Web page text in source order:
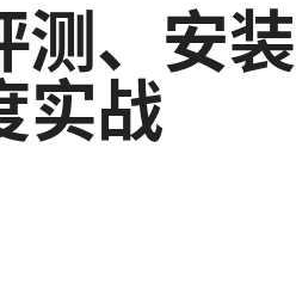
测、安装
实战